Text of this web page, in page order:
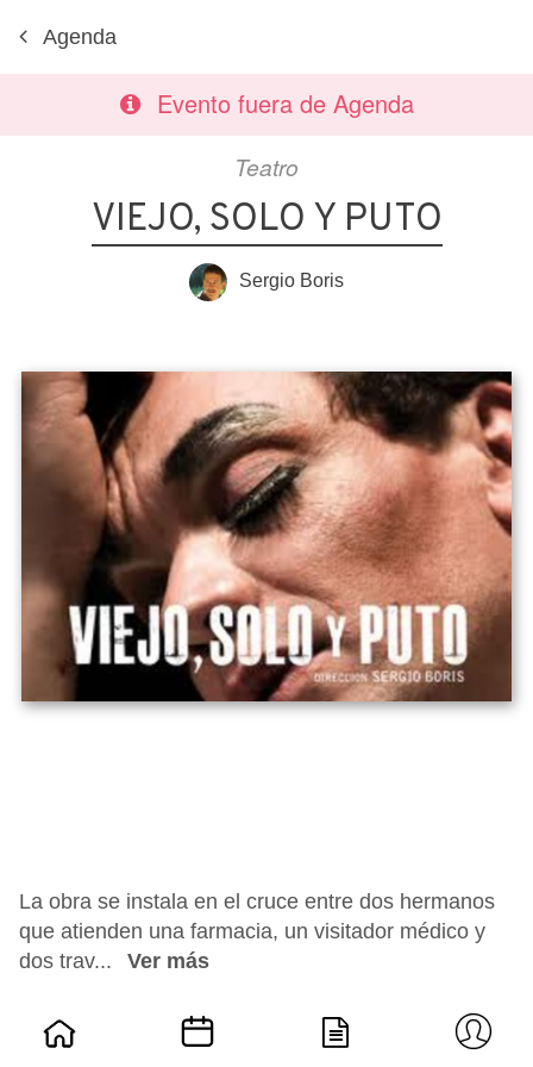
Agenda
Evento fuera de Agenda
Teatro
VIEJO, SOLO Y PUTO
Sergio Boris
La obra se instala en el cruce entre dos hermanos
que atienden una farmacia, un visitador médico y
dos trav...
Ver más